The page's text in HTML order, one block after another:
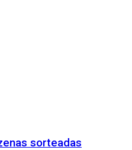
sorteadas